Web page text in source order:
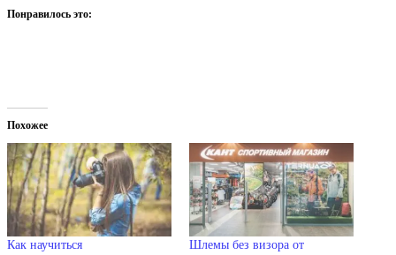
Понравилось это:
Похожее
Как научиться
Шлемы без визора от